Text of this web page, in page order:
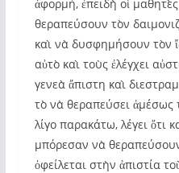
ἀφορμή, ἐπειδὴ οἱ
θεραπεύσουν τὸν
καὶ νὰ δυσφημήσουν τὸν
αὐτὸ καὶ τοὺς ἐλέγχει
γενεὰ ἄπιστη καὶ
τὸ νὰ θεραπεύσει ἀμέσως
λίγο παρακάτω, λέγει ὅτι
μπόρεσαν νὰ
ὀφείλεται στὴν ἀπιστία